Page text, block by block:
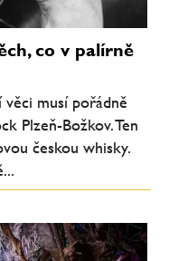
co v palírně
věci musí pořádně
Plzeň-Božkov. Ten
českou whisky.